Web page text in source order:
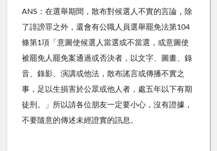
ANS：在選舉期間，散布對候選人不實的言論，除
了誹謗罪之外，還會有公職人員選舉罷免法第104
條第1項「意圖使候選人當選或不當選，或意圖使
被罷免人罷免案通過或否決者，以文字、圖畫、錄
音、錄影、演講或他法，散布謠言或傳播不實之
事，足以生損害於公眾或他人者，處五年以下有期
徒刑。」所以請各位朋友一定要小心，沒有證據，
不要隨意的傳述未經證實的訊息。